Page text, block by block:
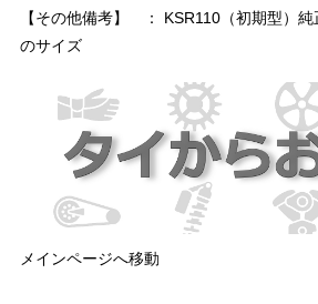
【その他備考】 ： KSR110（初期型）
のサイズ
メインページへ移動